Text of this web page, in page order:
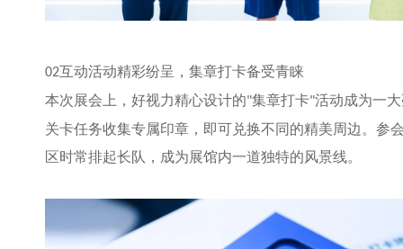
02互动活动精彩纷呈，集章打卡备受青睐
本次展会上，好视力精心设计的"集章打卡"活动成为一
关卡任务收集专属印章，即可兑换不同的精美周边。参
区时常排起长队，成为展馆内一道独特的风景线。